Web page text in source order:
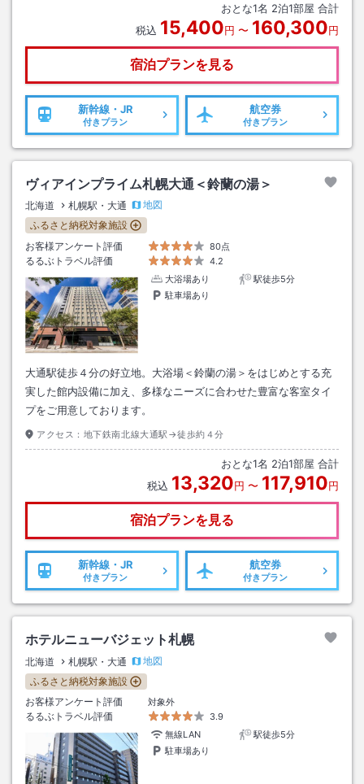
おとな1名 2泊1部屋 合計
税込 15,400円 〜 160,300円
宿泊プランを見る
新幹線・JR
付きプラン
航空券
付きプラン
ヴィアインプライム札幌大通＜鈴蘭の湯＞
北海道 札幌駅・大通
地図
ふるさと納税対象施設
お客様アンケート評価
80点
るるぶトラベル評価
4.2
大浴場あり
駅徒歩5分
駐車場あり
大通駅徒歩４分の好立地。大浴場＜鈴蘭の湯＞をはじめとする充
実した館内設備に加え、多様なニーズに合わせた豊富な客室タイ
プをご用意しております。
アクセス： 地下鉄南北線大通駅→徒歩約４分
おとな1名 2泊1部屋 合計
税込 13,320円 〜 117,910円
宿泊プランを見る
新幹線・JR
付きプラン
航空券
付きプラン
ホテルニューバジェット札幌
北海道 札幌駅・大通
地図
ふるさと納税対象施設
お客様アンケート評価
対象外
るるぶトラベル評価
3.9
無線LAN
駅徒歩5分
駐車場あり